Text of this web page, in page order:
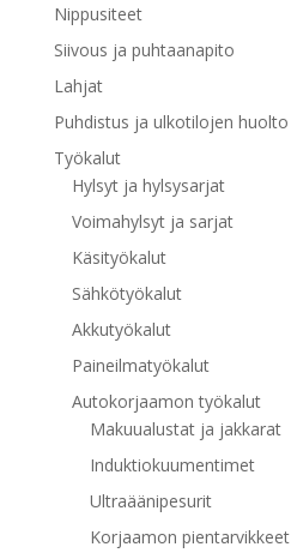
Nippusiteet
Siivous ja puhtaanapito
Lahjat
Puhdistus ja ulkotilojen huolto
Työkalut
Hylsyt ja hylsysarjat
Voimahylsyt ja sarjat
Käsityökalut
Sähkötyökalut
Akkutyökalut
Paineilmatyökalut
Autokorjaamon työkalut
Makuualustat ja jakkarat
Induktiokuumentimet
Ultraäänipesurit
Korjaamon pientarvikkeet